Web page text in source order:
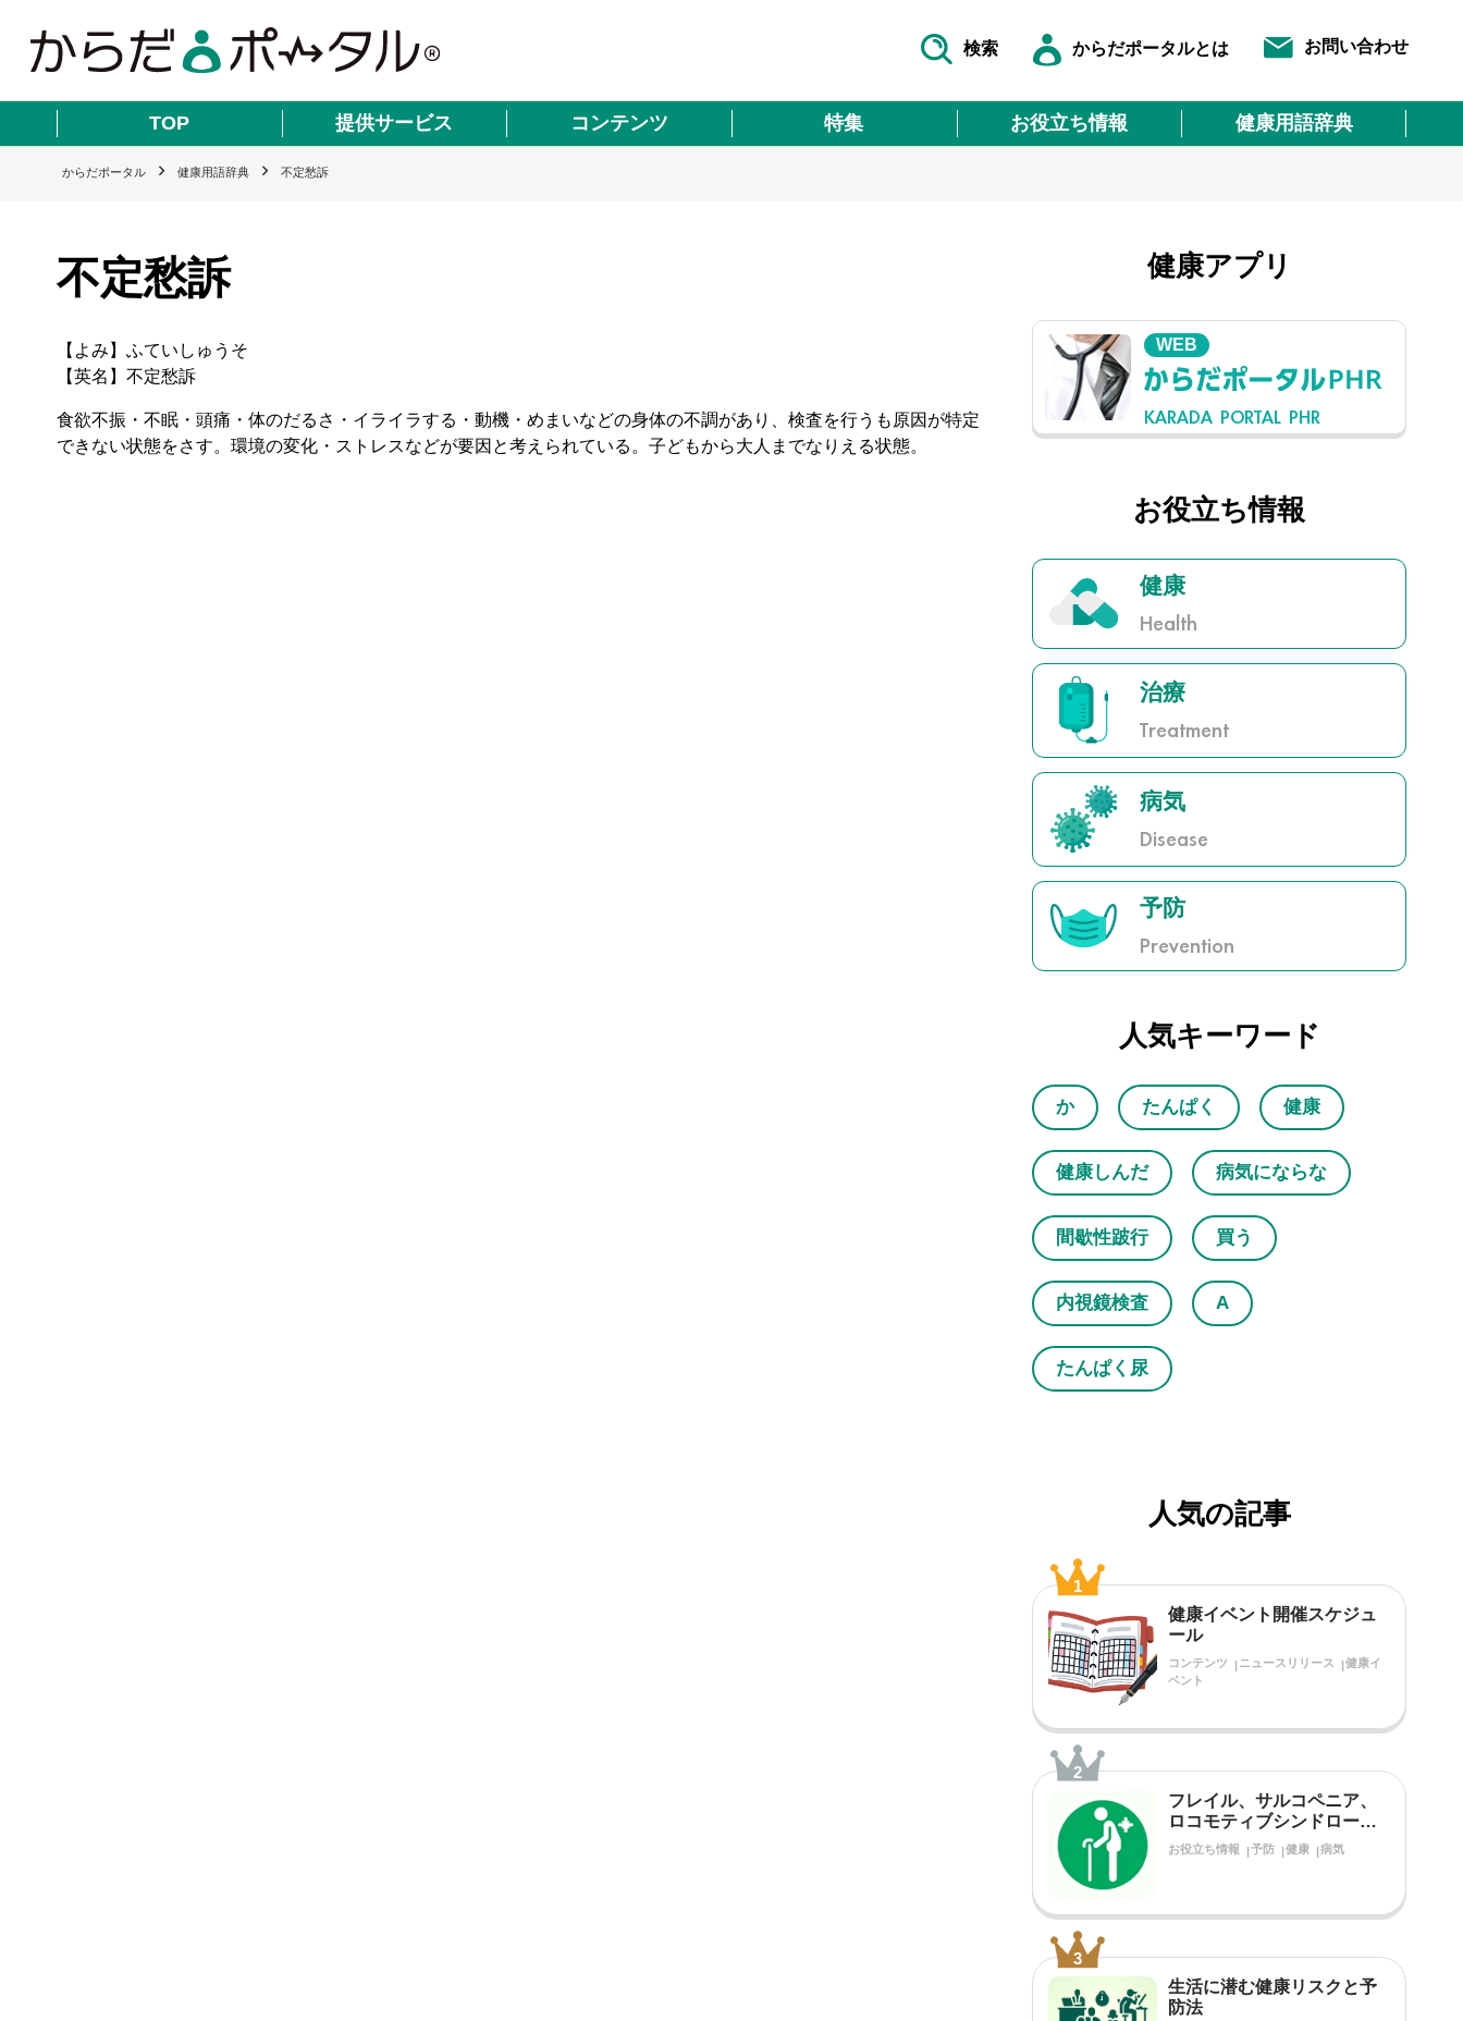
検索 からだポータルとは お問い合わせ
TOP 提供サービス コンテンツ 特集 お役立ち情報 健康用語辞典
からだポータル 健康用語辞典 不定愁訴
不定愁訴
【よみ】ふていしゅうそ
【英名】不定愁訴
食欲不振・不眠・頭痛・体のだるさ・イライラする・動機・めまいなどの身体の不調があり、検査を行うも原因が特定
できない状態をさす。環境の変化・ストレスなどが要因と考えられている。子どもから大人までなりえる状態。
健康アプリ
WEB
KARADA PORTAL PHR
お役立ち情報
健康
Health
治療
Treatment
病気
Disease
予防
Prevention
人気キーワード
か たんぱく 健康
健康しんだ 病気にならな
間歇性跛行 買う
内視鏡検査 A
たんぱく尿
人気の記事
1
健康イベント開催スケジュ
ール
コンテンツ ニュースリリース
健康イ
ベント
2
フレイル、サルコペニア、
ロコモティブシンドローム
をご存知ですか？
お役立ち情報 予防 健康 病気
3
生活に潜む健康リスクと予
防法